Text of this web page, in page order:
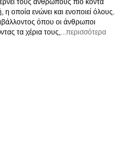
τους ανθρώπους πιο κοντά
οποία ενώνει και ενοποιεί όλους.
όπου οι άνθρωποι
τα χέρια τους,...περισσότερα